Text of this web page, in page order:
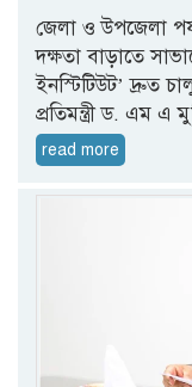
জেলা ও উপজেলা
দক্ষতা বাড়াতে
ইনস্টিটিউট’ দ্রুত
প্রতিমন্ত্রী ড. এম
read more